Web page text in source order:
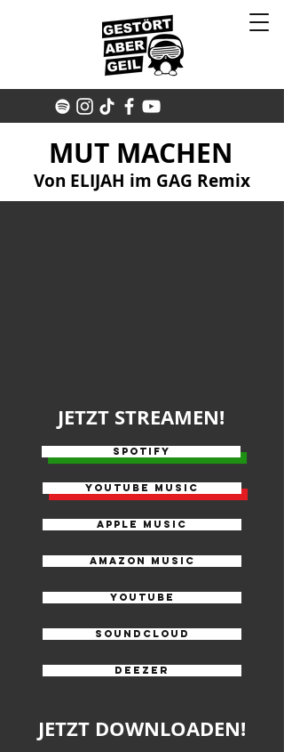
MUT MACHEN
Von ELIJAH im GAG Remix
JETZT STREAMEN!
Spotify
youtube music
apple music
AMAZON MUSIC
YouTUbe
soundcloud
deezer
JETZT DOWNLOADEN!